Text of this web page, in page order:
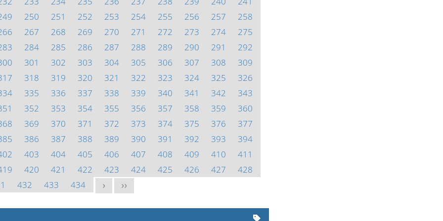
250 251 252 253 254 255 256 257
258
267 268 269 270 271 272 273 274
275
284 285 286 287 288 289 290 291
292
301 302 303 304 305 306 307 308
309
318 319 320 321 322 323 324 325
326
335 336 337 338 339 340 341 342
343
352 353 354 355 356 357 358 359
360
369 370 371 372 373 374 375 376
377
386 387 388 389 390 391 392 393
394
403 404 405 406 407 408 409 410
411
420 421 422 423 424 425 426 427
428
432 433 434 > >>